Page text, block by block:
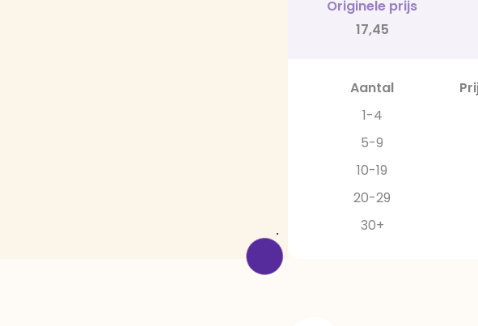
Originele prijs
17,45
Aantal
1-4
5-9
10-19
20-29
30+